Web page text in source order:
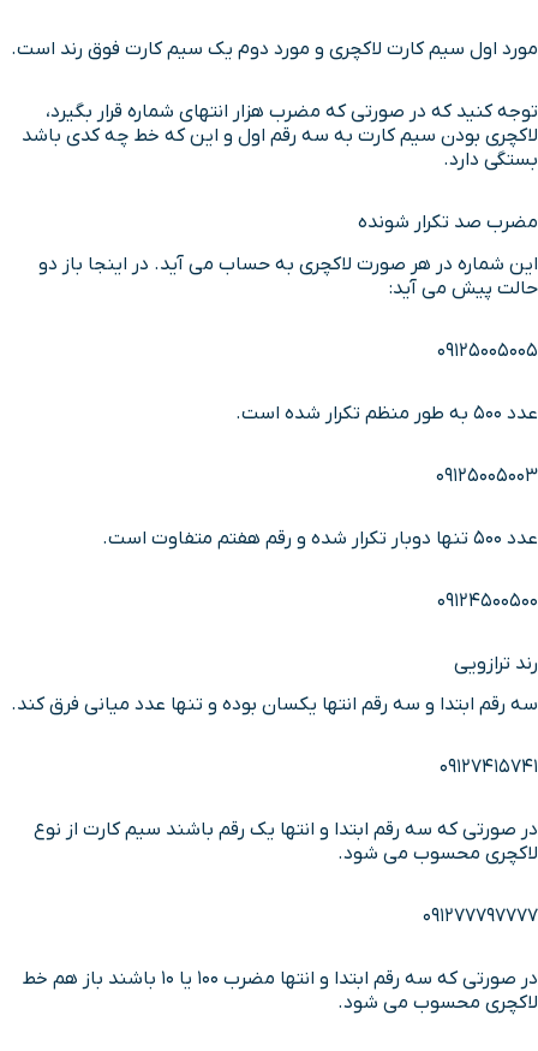
مورد اول سیم کارت لاکچری و مورد دوم یک سیم کارت فوق رند است.
توجه کنید که در صورتی که مضرب هزار انتهای شماره قرار بگیرد،
لاکچری بودن سیم کارت به سه رقم اول و این که خط چه کدی باشد
بستگی دارد.
مضرب صد تکرار شونده
این شماره در هر صورت لاکچری به حساب می آید. در اینجا باز دو
حالت پیش می آید:
09125005005
عدد 500 به طور منظم تکرار شده است.
09125005003
عدد 500 تنها دوبار تکرار شده و رقم هفتم متفاوت است.
09124500500
رند ترازویی
سه رقم ابتدا و سه رقم انتها یکسان بوده و تنها عدد میانی فرق کند.
09127415741
در صورتی که سه رقم ابتدا و انتها یک رقم باشند سیم کارت از نوع
لاکچری محسوب می شود.
091277797777
در صورتی که سه رقم ابتدا و انتها مضرب 100 یا 10 باشند باز هم خط
لاکچری محسوب می شود.